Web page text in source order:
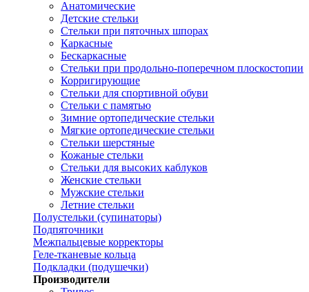
Анатомические
Детские стельки
Стельки при пяточных шпорах
Каркасные
Бескаркасные
Стельки при продольно-поперечном плоскостопии
Корригирующие
Стельки для спортивной обуви
Стельки с памятью
Зимние ортопедические стельки
Мягкие ортопедические стельки
Стельки шерстяные
Кожаные стельки
Стельки для высоких каблуков
Женские стельки
Мужские стельки
Летние стельки
Полустельки (супинаторы)
Подпяточники
Межпальцевые корректоры
Геле-тканевые кольца
Подкладки (подушечки)
Производители